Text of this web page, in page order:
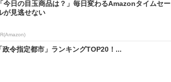
「今日の目玉商品は？」毎日変わるAmazonタイムセー
が見逃せない
政令指定都市」ランキングTOP20！...